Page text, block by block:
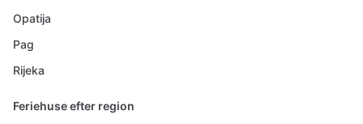
Opatija
Pag
Rijeka
Feriehuse efter region